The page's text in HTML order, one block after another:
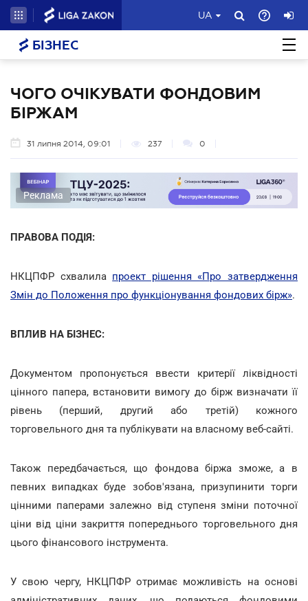
UA
БІЗНЕС
ЧОГО ОЧІКУВАТИ ФОНДОВИМ
БІРЖАМ
31 липня 2014, 09:01 237 0
Реклама
ПРАВОВА ПОДІЯ:
НКЦПФР схвалила проект рішення «Про затвердження
Змін до Положення про функціонування фондових бірж».
ВПЛИВ НА БІЗНЕС:
Документом пропонується ввести критерії ліквідності
цінного папера, встановити вимогу до бірж визначати її
рівень (перший, другий або третій) кожного
торговельного дня та публікувати на власному веб-сайті.
Також передбачається, що фондова біржа зможе, а в
певних випадках буде зобов'язана, призупинити торги
цінними паперами залежно від ступеня зміни поточної
ціни від ціни закриття попереднього торговельного дня
цього фінансового інструмента.
У свою чергу, НКЦПФР отримає можливість на основі